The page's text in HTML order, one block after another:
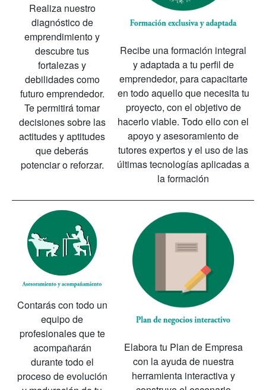
Realiza nuestro
diagnóstico de
emprendimiento y
descubre tus
fortalezas y
debilidades como
futuro emprendedor.
Te permitirá tomar
decisiones sobre las
actitudes y aptitudes
que deberás
potenciar o reforzar.
Recibe una formación integral
y adaptada a tu perfil de
emprendedor, para capacitarte
en todo aquello que necesita tu
proyecto, con el objetivo de
hacerlo viable. Todo ello con el
apoyo y asesoramiento de
tutores expertos y el uso de las
últimas tecnologías aplicadas a
la formación
Contarás con todo un
equipo de
profesionales que te
acompañarán
durante todo el
proceso de evolución
Elabora tu Plan de Empresa
con la ayuda de nuestra
herramienta interactiva y